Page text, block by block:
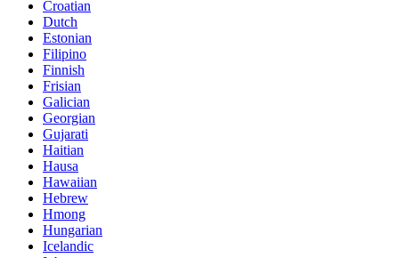
Croatian
Dutch
Estonian
Filipino
Finnish
Frisian
Galician
Georgian
Gujarati
Haitian
Hausa
Hawaiian
Hebrew
Hmong
Hungarian
Icelandic